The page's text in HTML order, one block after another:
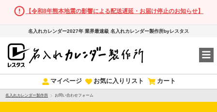
【令和8年熊本地震の影響による配送遅延・お届け停止のお知らせ】
名入れカレンダー2027年 業界最速級 名入れカレンダー製作所byレスタス
マイページ お気に入りリスト カート
名入れカレンダー製作所 お問い合わせフォーム